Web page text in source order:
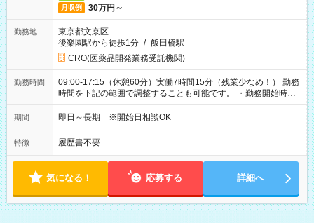
月収例 30万円～
勤務地
東京都文京区
後楽園駅から徒歩1分 / 飯田橋駅
CRO(医薬品開発業務受託機関)
勤務時間
09:00-17:15（休憩60分）実働7時間15分（残業少なめ！） 勤務
時間を下記の範囲で調整することも可能です。 ・勤務開始時
間 09:00～10:00 ・勤務終了時間 16:00～17:15 ・実働
05:00～07:15
期間 即日～長期 ※開始日相談OK
特徴 履歴書不要
気になる！ 応募する 詳細へ